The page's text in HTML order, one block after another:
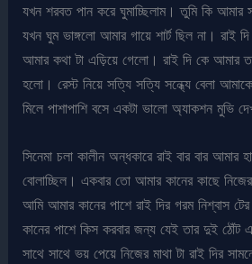
যখন শরবত পান করে ঘুমাচ্ছিলাম। তুমি কি আমার
যখন ঘুম ভাঙ্গলো আমার গায়ে শার্ট ছিল না। রাই দি
আমার কথা টা এড়িয়ে গেলো। রাই দি কে আমার
হলো। রেস্ট নিয়ে সত্যি সত্যি সন্ধ্যে বেলা
মিলে পাশাপাশি বসে একটা ভালো অ্যাকশন মুভি
সিনেমা চলা কালীন অন্ধকারে রাই বার বার
বোলাচ্ছিল। একবার তো আমার কানের কাছে
আমি আমার কানের পাশে রাই দির গরম নিশ্বাস
কানের পাশে কিস করবার জন্য যেই তার দুই ঠোঁট
সাথে সাথে ভয় পেয়ে নিজের মাথা টা রাই দির